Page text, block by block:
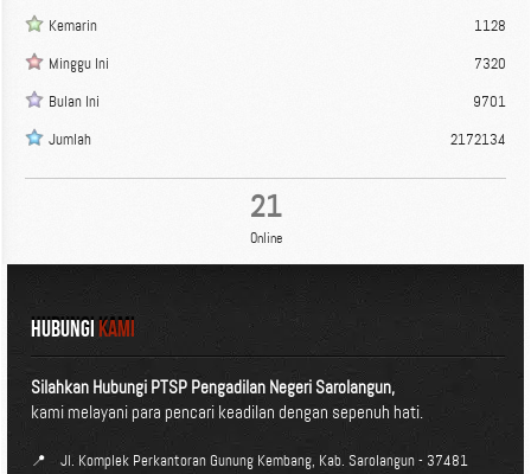
Kemarin
1128
Minggu Ini
7320
Bulan Ini
9701
Jumlah
2172134
21
Online
HUBUNGIKAMI
Silahkan Hubungi PTSP Pengadilan Negeri Sarolangun,
kami melayani para pencari keadilan dengan sepenuh hati.
📍
Jl. Komplek Perkantoran Gunung Kembang, Kab. Sarolangun - 37481